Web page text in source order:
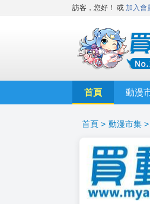
訪客，您好！ 或 加入會
首頁 動漫
首頁 > 動漫市集 >